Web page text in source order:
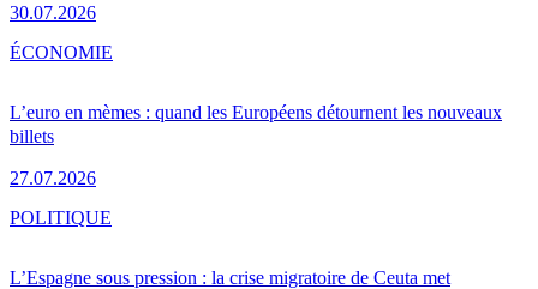
30.07.2026
L’euro en mèmes : quand les Européens détournent les nouveaux
billets
27.07.2026
ÉCONOMIE
L’Espagne sous pression : la crise migratoire de Ceuta met
POLITIQUE